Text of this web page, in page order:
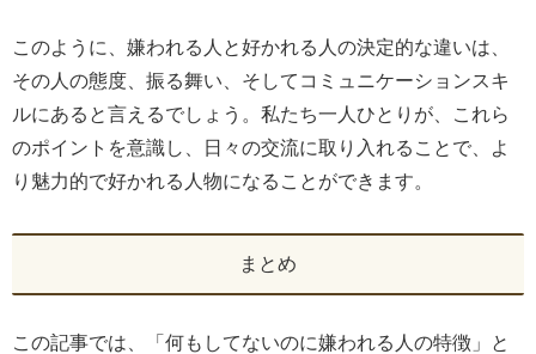
このように、嫌われる人と好かれる人の決定的な違いは、
その人の態度、振る舞い、そしてコミュニケーションスキ
ルにあると言えるでしょう。私たち一人ひとりが、これら
のポイントを意識し、日々の交流に取り入れることで、よ
り魅力的で好かれる人物になることができます。
まとめ
この記事では、「何もしてないのに嫌われる人の特徴」と